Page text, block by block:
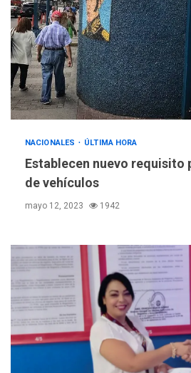
NACIONALES ÚLTIMA HORA
Establecen nuevo requisito
de vehículos
mayo 12, 2023 1942